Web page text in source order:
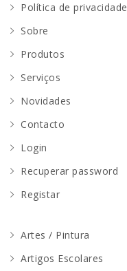
Política de privacidade
Sobre
Produtos
Serviços
Novidades
Contacto
Login
Recuperar password
Registar
Artes / Pintura
Artigos Escolares